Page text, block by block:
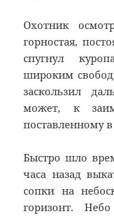
Охотник
горностая,
спугнул
широким
заскользил
может, к
поставленному
Быстро шло
часа назад
сопки на
горизонт.